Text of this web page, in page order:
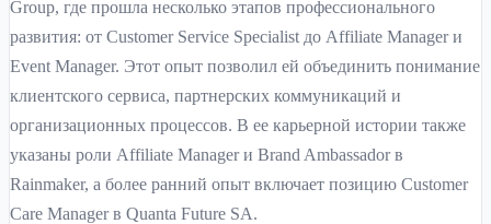
Group, где прошла несколько этапов профессионального
развития: от Customer Service Specialist до Affiliate Manager и
Event Manager. Этот опыт позволил ей объединить понимание
клиентского сервиса, партнерских коммуникаций и
организационных процессов. В ее карьерной истории также
указаны роли Affiliate Manager и Brand Ambassador в
Rainmaker, а более ранний опыт включает позицию Customer
Care Manager в Quanta Future SA.